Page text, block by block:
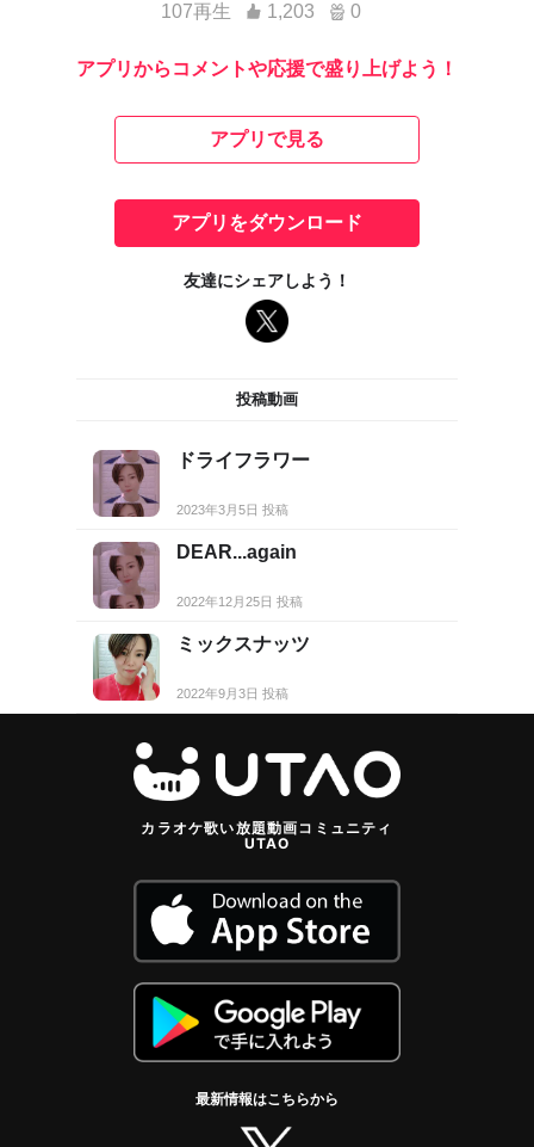
107再生 1,203 0
アプリからコメントや応援で盛り上げよう！
アプリで見る
アプリをダウンロード
友達にシェアしよう！
投稿動画
ドライフラワー
2023年3月5日 投稿
DEAR...again
2022年12月25日 投稿
ミックスナッツ
2022年9月3日 投稿
カラオケ歌い放題動画コミュニティ
UTAO
最新情報はこちらから